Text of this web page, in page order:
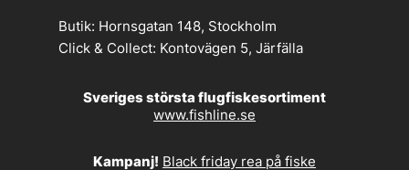
Butik: Hornsgatan 148, Stockholm
Click & Collect: Kontovägen 5, Järfälla
Sveriges största flugfiskesortiment
www.fishline.se
Kampanj! Black friday rea på fiske